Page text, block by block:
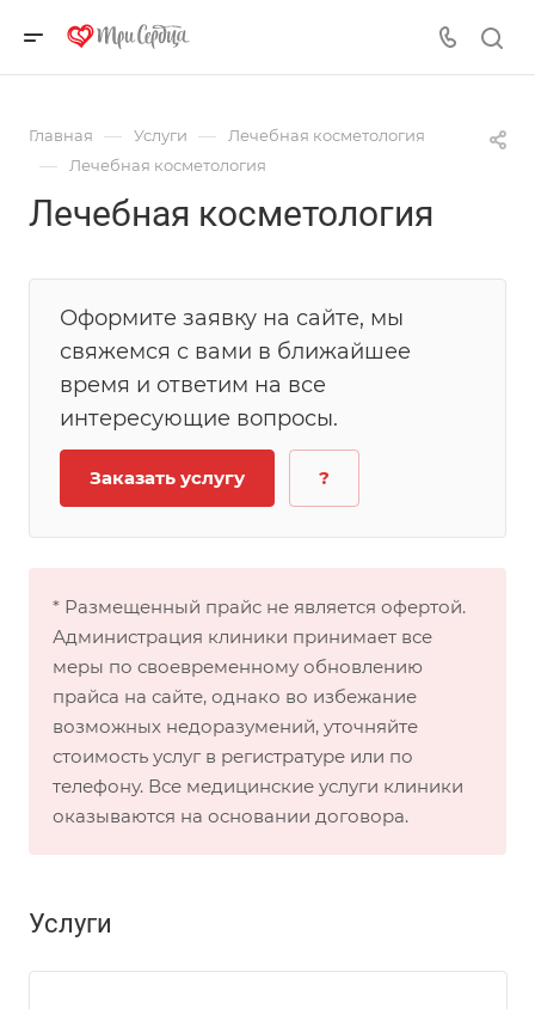
Главная — Услуги — Лечебная косметология
— Лечебная косметология
Лечебная косметология
Оформите заявку на сайте, мы
свяжемся с вами в ближайшее
время и ответим на все
интересующие вопросы.
Заказать услугу ?
* Размещенный прайс не является офертой.
Администрация клиники принимает все
меры по своевременному обновлению
прайса на сайте, однако во избежание
возможных недоразумений, уточняйте
стоимость услуг в регистратуре или по
телефону. Все медицинские услуги клиники
оказываются на основании договора.
Услуги